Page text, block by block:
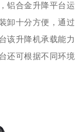
铝合金升降平台运
卸十分方便，通过
该升降机承载能力
还可根据不同环境